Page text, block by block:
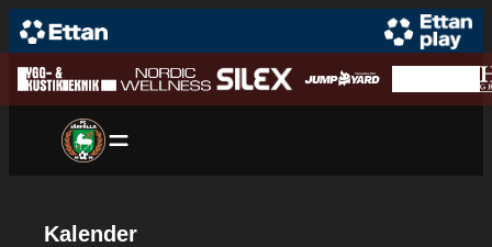
Hoppa till innehåll
Hoppa
till
innehåll
Kalender